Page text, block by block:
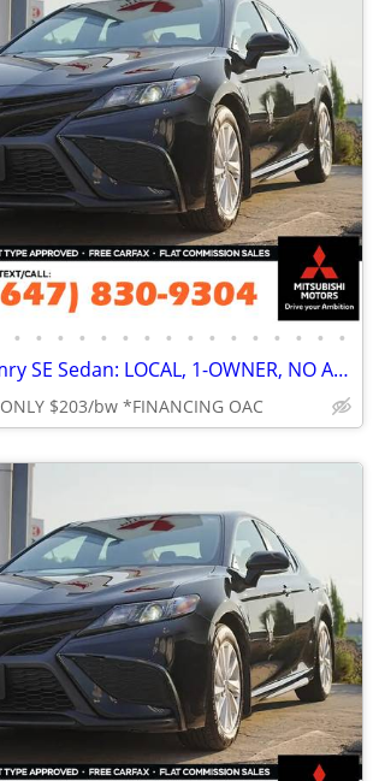
• • • • • • • • • • • • • • • •
2022 Toyota Camry SE Sedan: LOCAL, 1-OWNER, NO ACCIDENTS
ONLY $203/bw *FINANCING OAC